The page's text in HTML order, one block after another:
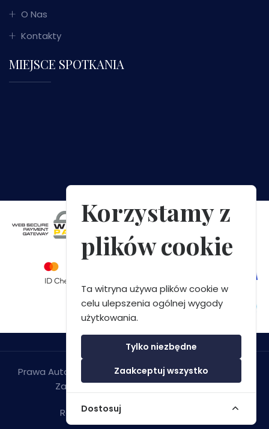
O Nas
Kontakty
MIEJSCE SPOTKANIA
Prawa Autorskie © 2026 Green Bay Speedboat Tours
Zadar. Wszelkie Prawa Zastrzeżone.
Regulamin&Polityka Prywatności
Korzystamy z
plików cookie
Ta witryna używa plików cookie w
celu ulepszenia ogólnej wygody
użytkowania.
Tylko niezbędne
Zaakceptuj wszystko
Dostosuj